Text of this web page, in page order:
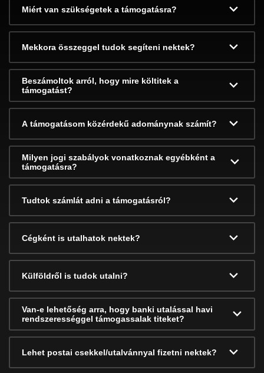
Miért van szükségetek a támogatásra?
Mekkora összeggel tudok segíteni nektek?
Beszámoltok arról, hogy mire költitek a
támogatást?
A támogatásom közérdekű adománynak számít?
Milyen jogi szabályok vonatkoznak egyébként a
támogatásra?
Tudtok számlát adni a támogatásról?
Cégként is utalhatok nektek?
Külföldről is tudok utalni?
Van-e lehetőség arra, hogy banki utalással havi
rendszerességgel támogassalak titeket?
Lehet postai csekkel/utalvánnyal fizetni nektek?